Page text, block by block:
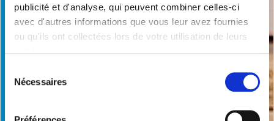
publicité et d'analyse, qui peuvent combiner celles-ci
avec d'autres informations que vous leur avez fournies
ou qu'ils ont collectées lors de votre utilisation de leurs
Nécessaires